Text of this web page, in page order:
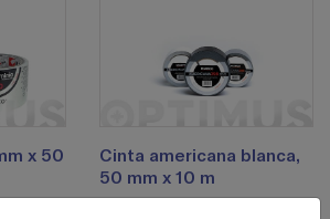
x 50
Cinta americana blanca,
50 mm x 10 m